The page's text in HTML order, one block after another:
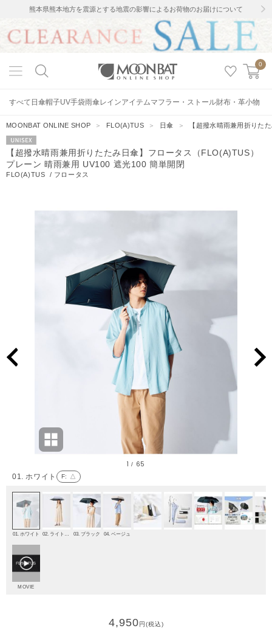
熊本県熊本地方を震源とする地震の影響によるお荷物のお届けについて
0
すべて 日傘帽子UV手袋雨傘レインアイテムマフラー・ストール財布・革小物
MOONBAT ONLINE SHOP ＞ FLO(A)TUS ＞ 日傘 ＞ 【超撥水晴雨兼用折りた
UNISEX
【超撥水晴雨兼用折りたたみ日傘】フロータス（FLO(A)TUS）
プレーン 晴雨兼用 UV100 遮光100 簡単開閉
FLO(A)TUS / フロータス
01. ホワイト F: △
1 / 65
01. ホワイト 03. ブラック 04. ベージュ
MOVIE
4,950円(税込)